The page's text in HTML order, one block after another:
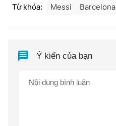
Từ khóa: Messi Barcelona
Ý kiến của bạn